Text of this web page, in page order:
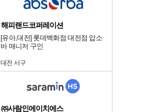
해피랜드코퍼레이션
[유아,대전] 롯데백화점 대전점 압소
바 매니저 구인
대전 서구
㈜사람인에이치에스